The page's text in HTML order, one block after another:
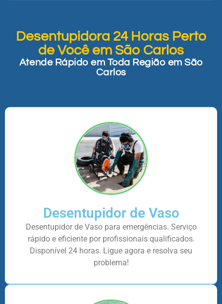
Desentupidora 24 Horas Perto
de Você em São Carlos
Atende Rápido em Toda Região em São
Carlos
Desentupidor de Vaso
Desentupidor de Vaso para emergências. Serviço
rápido e eficiente por profissionais qualificados.
Disponível 24 horas. Ligue agora e resolva seu
problema!